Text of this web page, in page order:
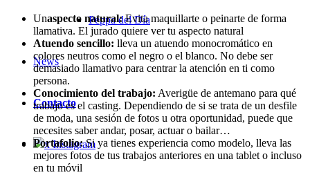
Peppa del Día
News
Contacto
x Instagram
Unaspecto natural:Evita maquillarte o peinarte de forma
llamativa. El jurado quiere ver tu aspecto natural
Atuendo sencillo: lleva un atuendo monocromático en
colores neutros como el negro o el blanco. No debe ser
demasiado llamativo para centrar la atención en ti como
persona.
Conocimiento del trabajo: Averigüe de antemano para qué
trabajo es el casting. Dependiendo de si se trata de un desfile
de moda, una sesión de fotos u otra oportunidad, puede que
necesites saber andar, posar, actuar o bailar…
Portafolio:Si ya tienes experiencia como modelo, lleva las
mejores fotos de tus trabajos anteriores en una tablet o incluso
en tu móvil